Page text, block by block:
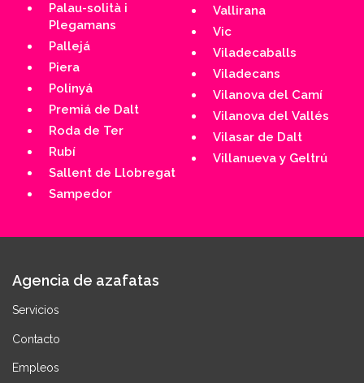
Palau-solità i
Plegamans
Pallejá
Piera
Polinyá
Premiá de Dalt
Roda de Ter
Rubí
Sallent de Llobregat
Sampedor
Vallirana
Vic
Viladecaballs
Viladecans
Vilanova del Camí
Vilanova del Vallés
Vilasar de Dalt
Villanueva y Geltrú
Agencia de azafatas
Servicios
Contacto
Empleos